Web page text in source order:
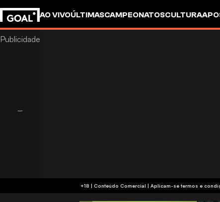
AO VIVOÚLTIMASCAMPEONATOSCULTURA
+18 | Conteúdo Comercial | Aplicam-